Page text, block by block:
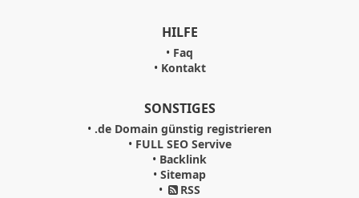
HILFE
• Faq
• Kontakt
SONSTIGES
• .de Domain günstig registrieren
• FULL SEO Servive
• Backlink
• Sitemap
•
RSS